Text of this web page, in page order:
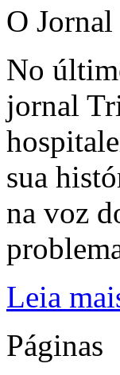
O Jornal
No
jornal
sua
na voz
Leia
Páginas